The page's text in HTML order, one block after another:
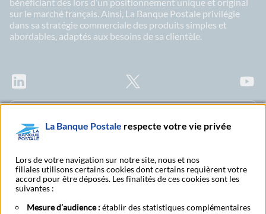
sur le marché français. Ainsi, La Banque Postale privilégie
dans sa stratégie commerciale des produits simples et
abordables, adaptés aux besoins de sa clientèle.
Citoyenne
Rechercher un bureau
de poste
S'abonner à toutes nos
La Banque Postale respecte votre vie privée
Lors de votre navigation sur notre site, nous et nos
filiales utilisons certains cookies dont certains requièrent votre
accord pour être déposés. Les finalités de ces cookies sont les
suivantes :
Mesure d’audience :établir des statistiques complémentaires